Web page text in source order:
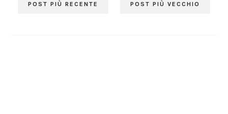
POST PIÙ RECENTE POST PIÙ VECCHIO